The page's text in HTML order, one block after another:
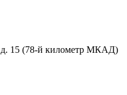
д. 15 (78-й километр МКАД)